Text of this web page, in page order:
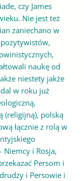
czy James
Nie jest też
zaniechano w
naukę od
niestety jakże
w roku już
(religijną), polską
łącznie z rolą w
Niemcy i Rosja,
Persom i
i Persowie i